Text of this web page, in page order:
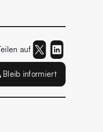
auf
Bleib informiert